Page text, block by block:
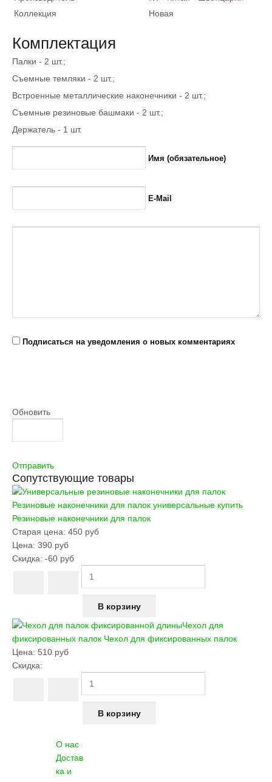
Коллекция
Новая
Комплектация
Палки - 2 шт.;
Съемные темляки - 2 шт.;
Встроенные металлические наконечники - 2 шт.;
Съемные резиновые башмаки - 2 шт.;
Держатель - 1 шт.
Имя (обязательное)
E-Mail
Подписаться на уведомления о новых комментариях
Обновить
Отправить
Сопутствующие товары
Резиновые наконечники для палок универсальные купить
Резиновые наконечники для палок
Старая цена: 450 руб
Цена: 390 руб
Скидка: -60 руб
Чехол для
фиксированных палок Чехол для фиксированных палок
Цена: 510 руб
Скидка:
О нас
Достав
ка и